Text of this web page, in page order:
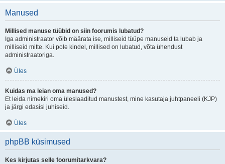
Manused
Millised manuse tüübid on siin foorumis lubatud?
Iga administraator võib määrata ise, milliseid tüüpe manuseid ta lubab ja
milliseid mitte. Kui pole kindel, millised on lubatud, võta ühendust
administraatoriga.
Üles
Kuidas ma leian oma manused?
Et leida nimekiri oma üleslaaditud manustest, mine kasutaja juhtpaneeli (KJP)
ja järgi edasisi juhiseid.
Üles
phpBB küsimused
Kes kirjutas selle foorumitarkvara?